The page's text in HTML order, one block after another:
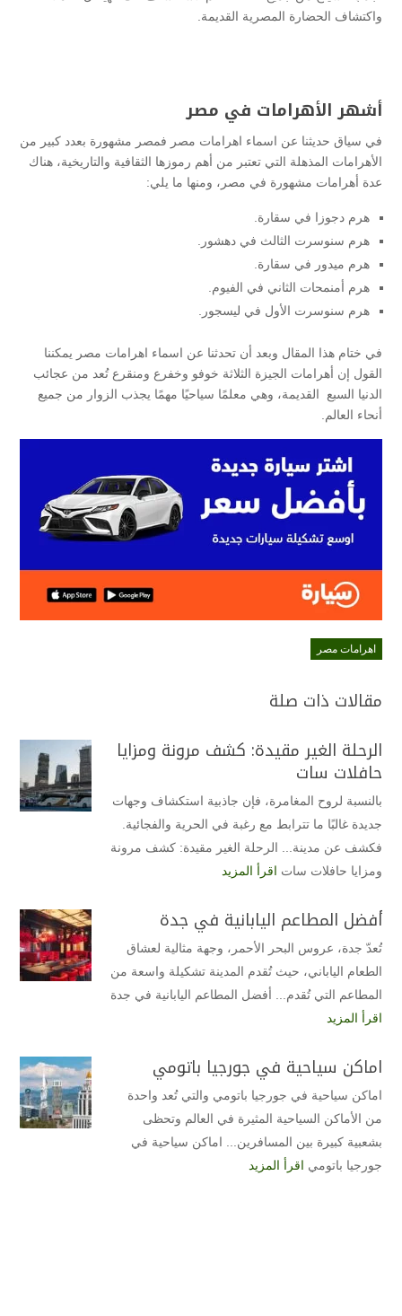
واكتشاف الحضارة المصرية القديمة.
أشهر الأهرامات في مصر
في سياق حديثنا عن اسماء اهرامات مصر فمصر مشهورة بعدد كبير من
الأهرامات المذهلة التي تعتبر من أهم رموزها الثقافية والتاريخية، هناك
عدة أهرامات مشهورة في مصر، ومنها ما يلي:
هرم دجوزا في سقارة.
هرم سنوسرت الثالث في دهشور.
هرم ميدور في سقارة.
هرم أمنمحات الثاني في الفيوم.
هرم سنوسرت الأول في ليسجور.
في ختام هذا المقال وبعد أن تحدثنا عن اسماء اهرامات مصر يمكننا
القول إن أهرامات الجيزة الثلاثة خوفو وخفرع ومنقرع تُعد من عجائب
الدنيا السبع القديمة، وهي معلمًا سياحيًا مهمًا يجذب الزوار من جميع
أنحاء العالم.
اهرامات مصر
مقالات ذات صلة
الرحلة الغير مقيدة: كشف مرونة ومزايا
حافلات سات
بالنسبة لروح المغامرة، فإن جاذبية استكشاف وجهات
جديدة غالبًا ما تترابط مع رغبة في الحرية والفجائية.
فكشف عن مدينة... الرحلة الغير مقيدة: كشف مرونة
ومزايا حافلات سات اقرأ المزيد
أفضل المطاعم اليابانية في جدة
تُعدّ جدة، عروس البحر الأحمر، وجهة مثالية لعشاق
الطعام الياباني، حيث تُقدم المدينة تشكيلة واسعة من
المطاعم التي تُقدم... أفضل المطاعم اليابانية في جدة
اقرأ المزيد
اماكن سياحية في جورجيا باتومي
اماكن سياحية في جورجيا باتومي والتي تُعد واحدة
من الأماكن السياحية المثيرة في العالم وتحظى
بشعبية كبيرة بين المسافرين... اماكن سياحية في
جورجيا باتومي اقرأ المزيد